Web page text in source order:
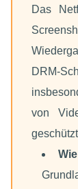
Das
DRM-
von